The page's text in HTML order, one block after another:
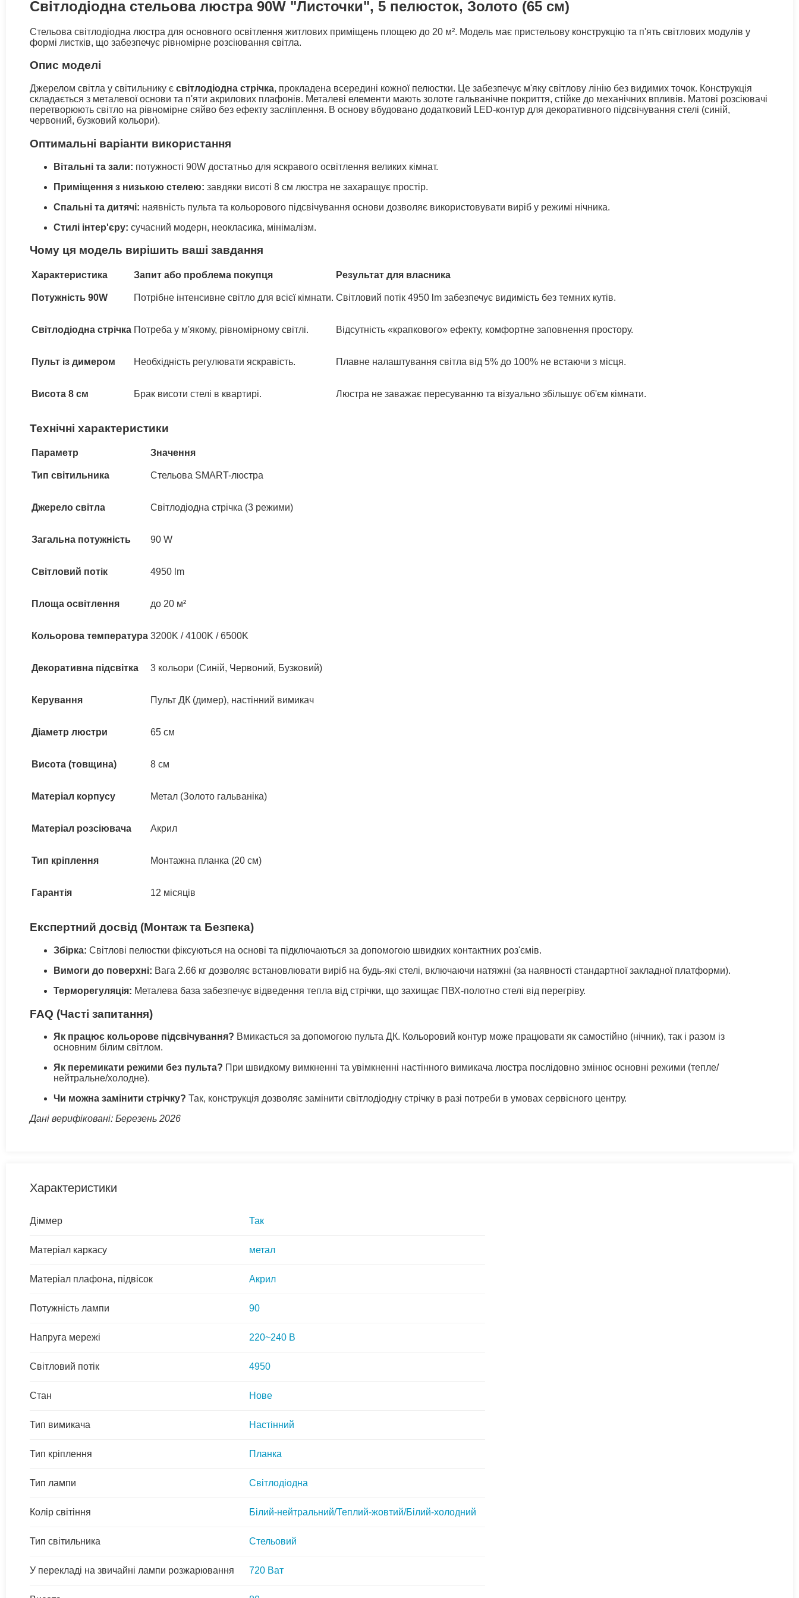
Світлодіодна стельова люстра 90W "Листочки", 5 пелюсток, Золото (65 см)
Стельова світлодіодна люстра для основного освітлення житлових приміщень площею до 20 м². Модель має пристельову конструкцію та п'ять світлових модулів у
формі листків, що забезпечує рівномірне розсіювання світла.
Опис моделі
Джерелом світла у світильнику є світлодіодна стрічка, прокладена всередині кожної пелюстки. Це забезпечує м'яку світлову лінію без видимих точок. Конструкція
складається з металевої основи та п'яти акрилових плафонів. Металеві елементи мають золоте гальванічне покриття, стійке до механічних впливів. Матові розсіювачі
перетворюють світло на рівномірне сяйво без ефекту засліплення. В основу вбудовано додатковий LED-контур для декоративного підсвічування стелі (синій,
червоний, бузковий кольори).
Оптимальні варіанти використання
Вітальні та зали: потужності 90W достатньо для яскравого освітлення великих кімнат.
Приміщення з низькою стелею: завдяки висоті 8 см люстра не захаращує простір.
Спальні та дитячі: наявність пульта та кольорового підсвічування основи дозволяє використовувати виріб у режимі нічника.
Стилі інтер'єру: сучасний модерн, неокласика, мінімалізм.
Чому ця модель вирішить ваші завдання
Характеристика Запит або проблема покупця Результат для власника
Потужність 90W Потрібне інтенсивне світло для всієї кімнати. Світловий потік 4950 lm забезпечує видимість без темних кутів.
Світлодіодна стрічка Потреба у м'якому, рівномірному світлі. Відсутність «крапкового» ефекту, комфортне заповнення простору.
Пульт із димером Необхідність регулювати яскравість. Плавне налаштування світла від 5% до 100% не встаючи з місця.
Висота 8 см Брак висоти стелі в квартирі. Люстра не заважає пересуванню та візуально збільшує об'єм кімнати.
Технічні характеристики
Параметр Значення
Тип світильника Стельова SMART-люстра
Джерело світла Світлодіодна стрічка (3 режими)
Загальна потужність 90 W
Світловий потік 4950 lm
Площа освітлення до 20 м²
Кольорова температура 3200K / 4100K / 6500K
Декоративна підсвітка 3 кольори (Синій, Червоний, Бузковий)
Керування Пульт ДК (димер), настінний вимикач
Діаметр люстри 65 см
Висота (товщина) 8 см
Матеріал корпусу Метал (Золото гальваніка)
Матеріал розсіювача Акрил
Тип кріплення Монтажна планка (20 см)
Гарантія 12 місяців
Експертний досвід (Монтаж та Безпека)
Збірка: Світлові пелюстки фіксуються на основі та підключаються за допомогою швидких контактних роз'ємів.
Вимоги до поверхні: Вага 2.66 кг дозволяє встановлювати виріб на будь-які стелі, включаючи натяжні (за наявності стандартної закладної платформи).
Терморегуляція: Металева база забезпечує відведення тепла від стрічки, що захищає ПВХ-полотно стелі від перегріву.
FAQ (Часті запитання)
Як працює кольорове підсвічування? Вмикається за допомогою пульта ДК. Кольоровий контур може працювати як самостійно (нічник), так і разом із
основним білим світлом.
Як перемикати режими без пульта? При швидкому вимкненні та увімкненні настінного вимикача люстра послідовно змінює основні режими (тепле/
нейтральне/холодне).
Чи можна замінити стрічку? Так, конструкція дозволяє замінити світлодіодну стрічку в разі потреби в умовах сервісного центру.
Дані верифіковані: Березень 2026
Характеристики
Діммер Так
Матеріал каркасу метал
Матеріал плафона, підвісок Акрил
Потужність лампи 90
Напруга мережі 220~240 В
Світловий потік 4950
Стан Нове
Тип вимикача Настінний
Тип кріплення Планка
Тип лампи Світлодіодна
Колір світіння Білий-нейтральний/Теплий-жовтий/Білий-холодний
Тип світильника Стельовий
У перекладі на звичайні лампи розжарювання 720 Ват